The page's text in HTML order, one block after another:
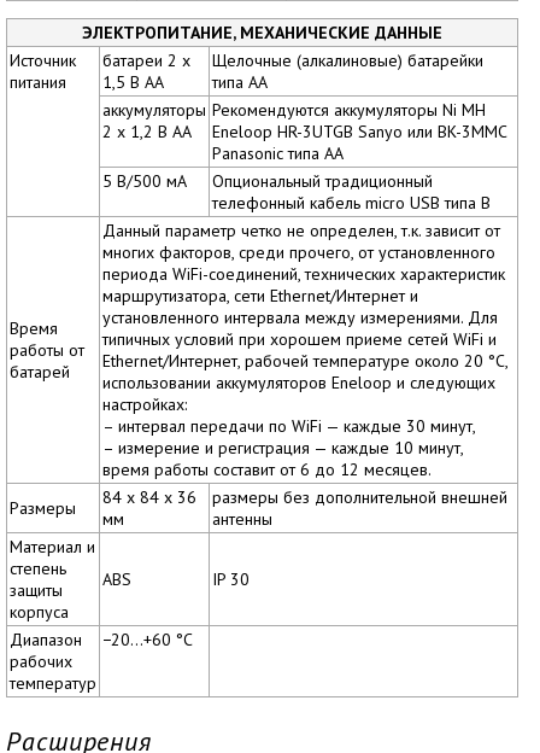
ЭЛЕКТРОПИТАНИЕ, МЕХАНИЧЕСКИЕ ДАННЫЕ
Источник
питания
батареи 2 x
1,5 В AA
Щелочные (алкалиновые) батарейки
типа AA
аккумуляторы
2 x 1,2 В AA
Рекомендуются аккумуляторы Ni MH
Eneloop HR-3UTGB Sanyo или BK-3MMC
Panasonic типа AA
5 В/500 мА
Опциональный традиционный
телефонный кабель micro USB типа B
Время
работы от
батарей
Данный параметр четко не определен, т.к. зависит от
многих факторов, среди прочего, от установленного
периода WiFi-соединений, технических характеристик
маршрутизатора, сети Ethernet/Интернет и
установленного интервала между измерениями. Для
типичных условий при хорошем приеме сетей WiFi и
Ethernet/Интернет, рабочей температуре около 20 °C,
использовании аккумуляторов Eneloop и следующих
настройках:
– интервал передачи по WiFi — каждые 30 минут,
– измерение и регистрация — каждые 10 минут,
время работы составит от 6 до 12 месяцев.
Размеры
84 x 84 x 36
мм
размеры без дополнительной внешней
антенны
Материал и
степень
защиты
корпуса
ABS IP 30
Диапазон
рабочих
температур
−20...+60 °C
Расширения